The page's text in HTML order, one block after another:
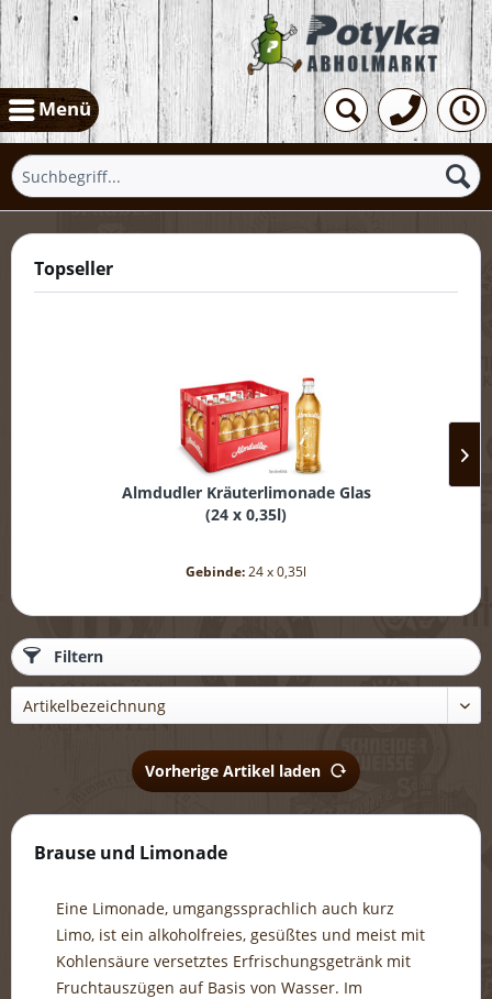
Menü
Topseller
Almdudler Kräuterlimonade Glas
(24 x 0,35l)
Gebinde:24 x 0,35l
Filtern
Vorherige Artikel laden
Brause und Limonade
Eine Limonade, umgangssprachlich auch kurz
Limo, ist ein alkoholfreies, gesüßtes und meist mit
Kohlensäure versetztes Erfrischungsgetränk mit
Fruchtauszügen auf Basis von Wasser. Im